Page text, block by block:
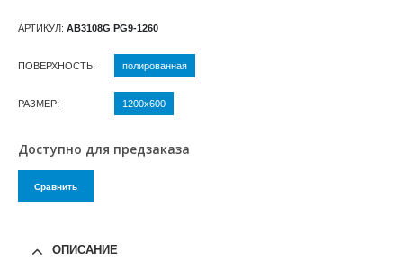
АРТИКУЛ: AB3108G PG9-1260
ПОВЕРХНОСТЬ полированная
РАЗМЕР 1200х600
Доступно для предзаказа
Сравнить
ОПИСАНИЕ